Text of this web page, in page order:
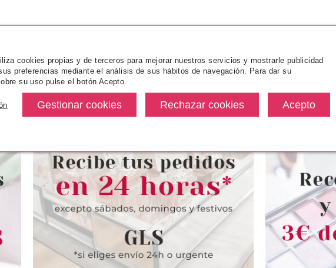
3D 02 MIRROR
2.50€
FRENCH MANICURE CLICK &
GO 02
Pvr 3.79€
-21%
desde
2.99€
ESMALTE DE UÑAS 70 FAIRY
FLOSS
Pvr 1.99€
-15%
desde
1.70€
cookies propias y de terceros para mejorar nuestros servicios y mostrarle publicidad
preferencias mediante el análisis de sus hábitos de navegación. Para dar su
su uso pulse el botón Acepto.